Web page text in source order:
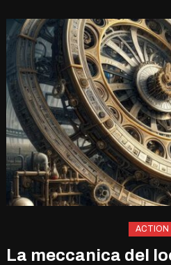
ACTION
La meccanica del